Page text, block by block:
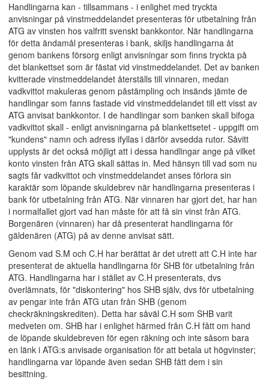
Handlingarna kan - tillsammans - i enlighet med tryckta
anvisningar på vinstmeddelandet presenteras för utbetalning från
ATG av vinsten hos valfritt svenskt bankkontor. När handlingarna
för detta ändamål presenteras i bank, skiljs handlingarna åt
genom bankens försorg enligt anvisningar som finns tryckta på
det blankettset som är fästat vid vinstmeddelandet. Det av banken
kvitterade vinstmeddelandet återställs till vinnaren, medan
vadkvittot makuleras genom påstämpling och insänds jämte de
handlingar som fanns fastade vid vinstmeddelandet till ett visst av
ATG anvisat bankkontor. I de handlingar som banken skall bifoga
vadkvittot skall - enligt anvisningarna på blankettsetet - uppgift om
"kundens" namn och adress ifyllas i därför avsedda rutor. Såvitt
upplysts är det också möjligt att i dessa handlingar ange på vilket
konto vinsten från ATG skall sättas in. Med hänsyn till vad som nu
sagts får vadkvittot och vinstmeddelandet anses förlora sin
karaktär som löpande skuldebrev när handlingarna presenteras i
bank för utbetalning från ATG. När vinnaren har gjort det, har han
i normalfallet gjort vad han måste för att få sin vinst från ATG.
Borgenären (vinnaren) har då presenterat handlingarna för
gäldenären (ATG) på av denne anvisat sätt.
Genom vad S.M och C.H har berättat är det utrett att C.H inte har
presenterat de aktuella handlingarna för SHB för utbetalning från
ATG. Handlingarna har i stället av C.H presenterats, dvs
överlämnats, för "diskontering" hos SHB själv, dvs för utbetalning
av pengar inte från ATG utan från SHB (genom
checkräkningskrediten). Detta har såväl C.H som SHB varit
medveten om. SHB har i enlighet härmed från C.H fått om hand
de löpande skuldebreven för egen räkning och inte såsom bara
en länk i ATG:s anvisade organisation för att betala ut högvinster;
handlingarna var löpande även sedan SHB fått dem i sin
besittning.